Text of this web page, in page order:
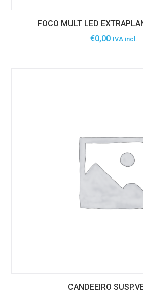
FOCO MULT LED
€0,00 IVA incl.
CANDEEIRO